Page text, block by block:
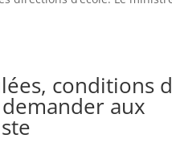
conditions
aux